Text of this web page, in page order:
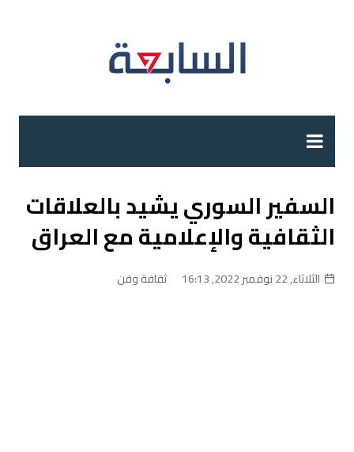
السفير السوري يشيد بالعلاقات
الثقافية والإعلامية مع العراق
الثلاثاء, 22 نوفمبر 2022, 16:13 ثقافة وفن